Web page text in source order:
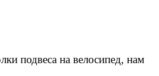
подвеса на велосипед, нам